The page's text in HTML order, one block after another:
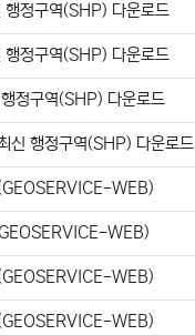
행정구역(SHP) 다운로드
행정구역(SHP) 다운로드
정구역(SHP) 다운로드
신 행정구역(SHP) 다운로드
WEB)
WEB)
WEB)
WEB)